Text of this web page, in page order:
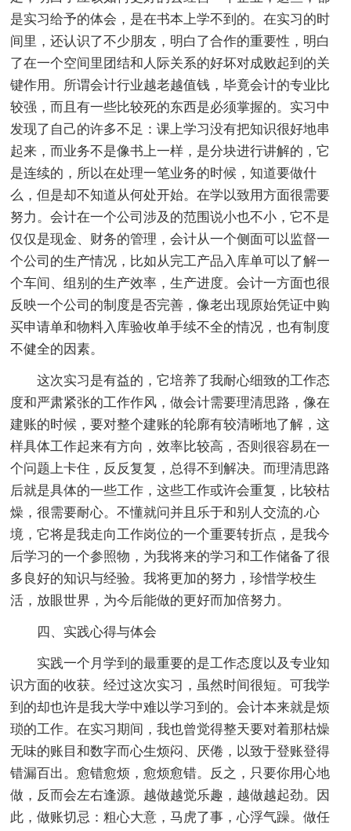
是实习给予的体会，是在书本上学不到的。在实习的时
间里，还认识了不少朋友，明白了合作的重要性，明白
了在一个空间里团结和人际关系的好坏对成败起到的关
键作用。所谓会计行业越老越值钱，毕竟会计的专业比
较强，而且有一些比较死的东西是必须掌握的。实习中
发现了自己的许多不足：课上学习没有把知识很好地串
起来，而业务不是像书上一样，是分块进行讲解的，它
是连续的，所以在处理一笔业务的时候，知道要做什
么，但是却不知道从何处开始。在学以致用方面很需要
努力。会计在一个公司涉及的范围说小也不小，它不是
仅仅是现金、财务的管理，会计从一个侧面可以监督一
个公司的生产情况，比如从完工产品入库单可以了解一
个车间、组别的生产效率，生产进度。会计一方面也很
反映一个公司的制度是否完善，像老出现原始凭证中购
买申请单和物料入库验收单手续不全的情况，也有制度
不健全的因素。
这次实习是有益的，它培养了我耐心细致的工作态
度和严肃紧张的工作作风，做会计需要理清思路，像在
建账的时候，要对整个建账的轮廓有较清晰地了解，这
样具体工作起来有方向，效率比较高，否则很容易在一
个问题上卡住，反反复复，总得不到解决。而理清思路
后就是具体的一些工作，这些工作或许会重复，比较枯
燥，很需要耐心。不懂就问并且乐于和别人交流的.心
境，它将是我走向工作岗位的一个重要转折点，是我今
后学习的一个参照物，为我将来的学习和工作储备了很
多良好的知识与经验。我将更加的努力，珍惜学校生
活，放眼世界，为今后能做的更好而加倍努力。
四、实践心得与体会
实践一个月学到的最重要的是工作态度以及专业知
识方面的收获。经过这次实习，虽然时间很短。可我学
到的却也许是我大学中难以学习到的。会计本来就是烦
琐的工作。在实习期间，我也曾觉得整天要对着那枯燥
无味的账目和数字而心生烦闷、厌倦，以致于登账登得
错漏百出。愈错愈烦，愈烦愈错。反之，只要你用心地
做，反而会左右逢源。越做越觉乐趣，越做越起劲。因
此，做账切忌：粗心大意，马虎了事，心浮气躁。做任